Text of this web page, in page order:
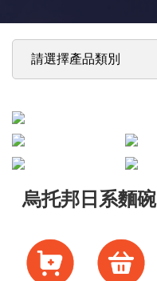
烏托邦日系麵碗